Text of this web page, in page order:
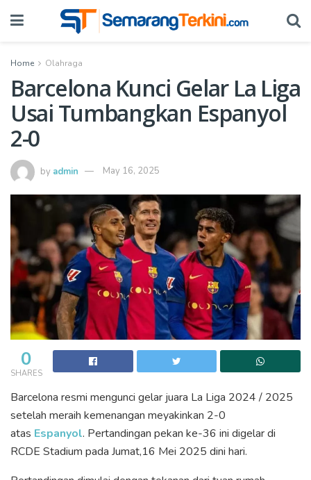
Home Olahraga
Barcelona Kunci Gelar La Liga
Usai Tumbangkan Espanyol
2-0
by admin May 16, 2025
0
SHARES
Barcelona resmi mengunci gelar juara La Liga 2024 / 2025
setelah meraih kemenangan meyakinkan 2-0
atas Espanyol. Pertandingan pekan ke-36 ini digelar di
RCDE Stadium pada Jumat,16 Mei 2025 dini hari.